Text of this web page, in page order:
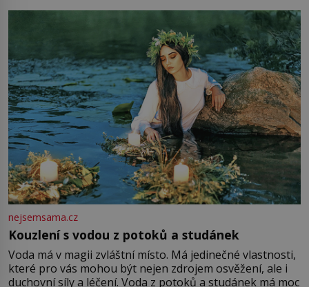
milostpaní. Stačí jenom na sukni,“ zhodnotí švadlena
množství růžového mušelínu. „Ošidili vás, podívejte.“
Vezme do ruky dřevěnou
nejsemsama.cz
Kouzlení s vodou z potoků a studánek
Voda má v magii zvláštní místo. Má jedinečné vlastnosti,
které pro vás mohou být nejen zdrojem osvěžení, ale i
duchovní síly a léčení. Voda z potoků a studánek má moc